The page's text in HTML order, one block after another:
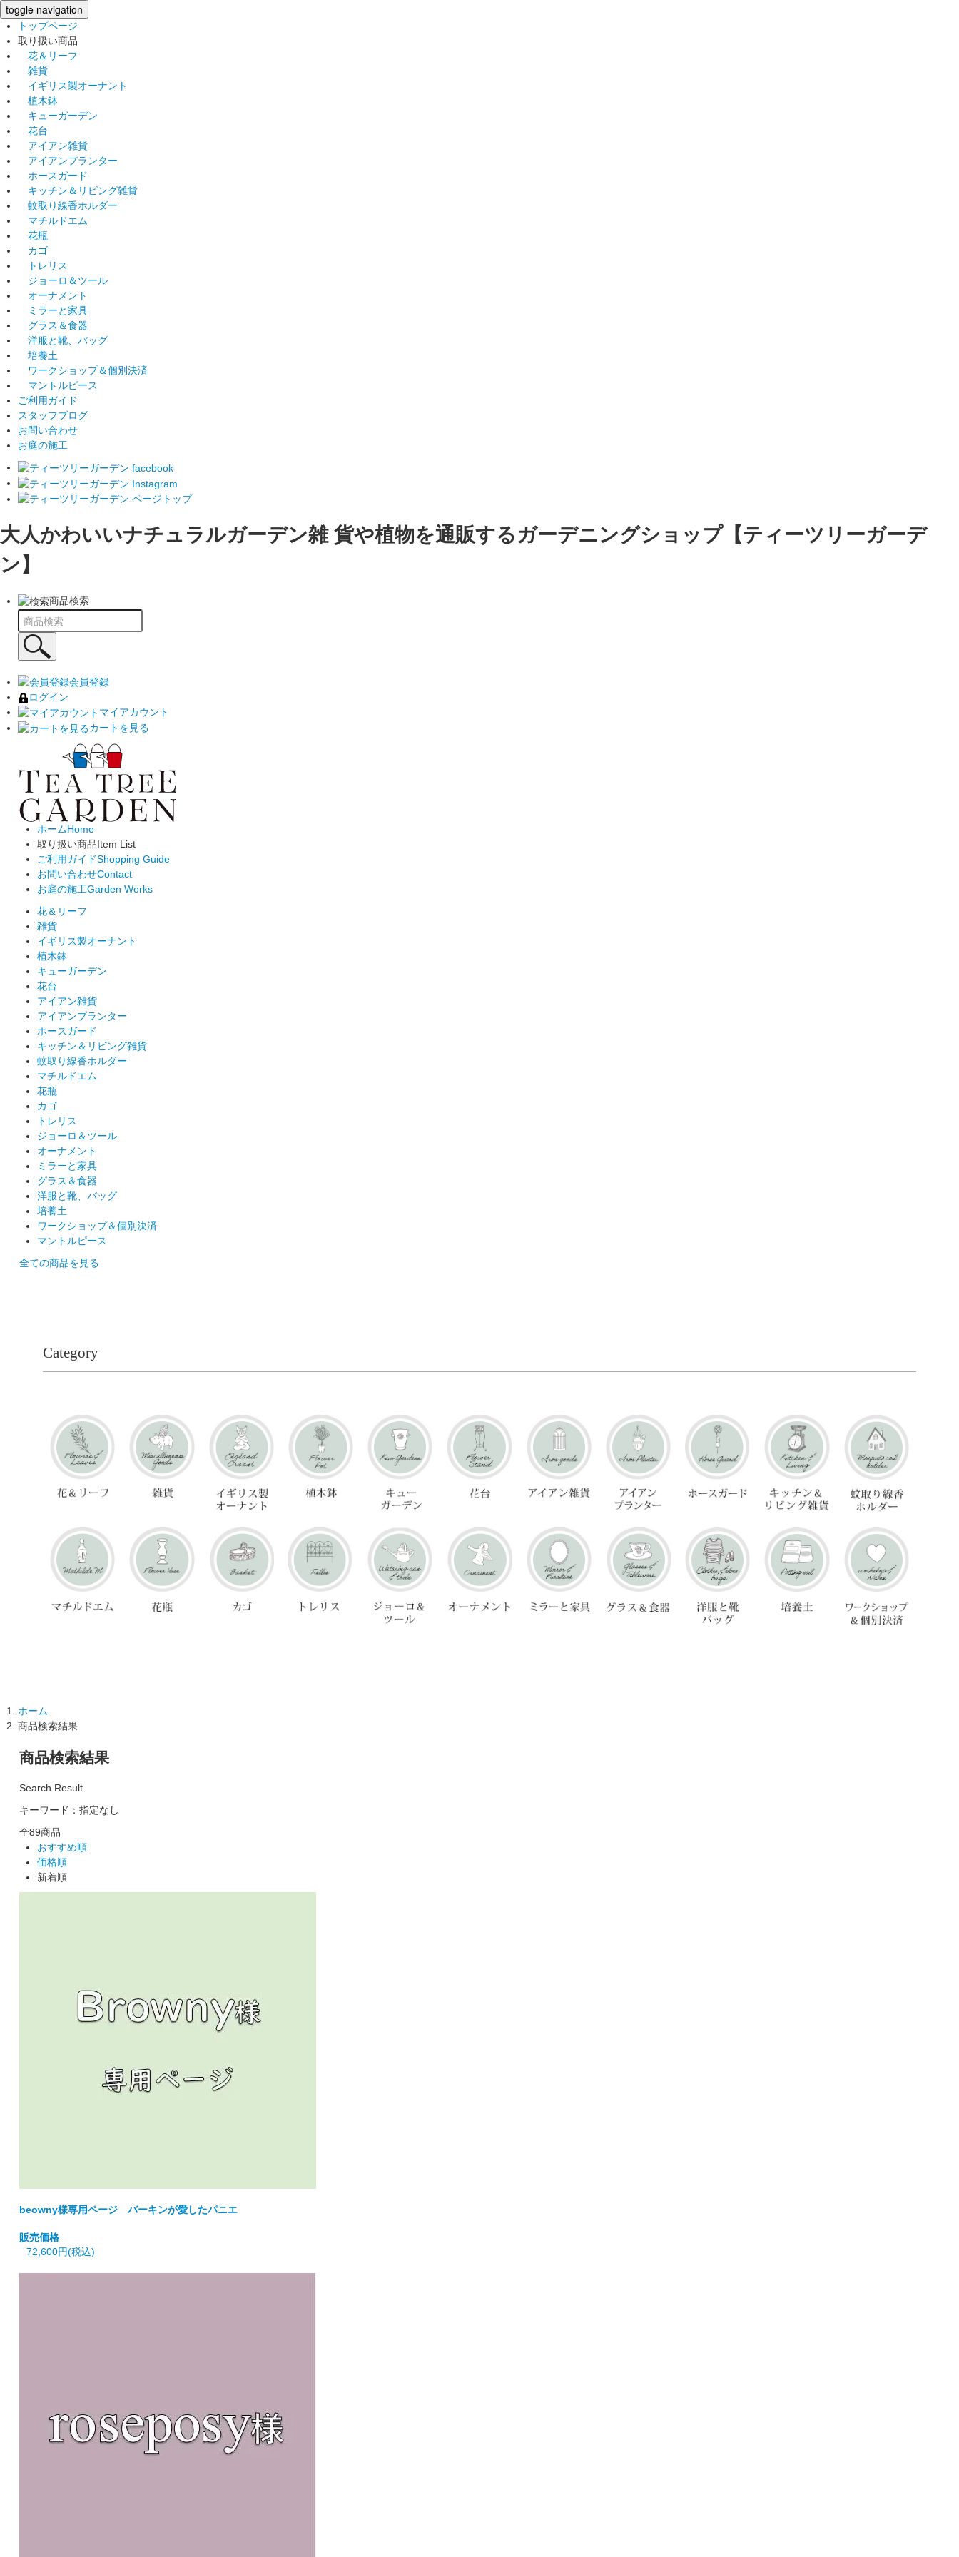
toggle navigation
トップページ
取り扱い商品
花＆リーフ
雑貨
イギリス製オーナント
植木鉢
キューガーデン
花台
アイアン雑貨
アイアンプランター
ホースガード
キッチン＆リビング雑貨
蚊取り線香ホルダー
マチルドエム
花瓶
カゴ
トレリス
ジョーロ＆ツール
オーナメント
ミラーと家具
グラス＆食器
洋服と靴、バッグ
培養土
ワークショップ＆個別決済
マントルピース
ご利用ガイド
スタッフブログ
お問い合わせ
お庭の施工
大人かわいいナチュラルガーデン雑 貨や植物を通販するガーデニングショップ【ティーツリーガーデ
ン】
商品検索
会員登録
ログイン
マイアカウント
カートを見る
ホームHome
取り扱い商品Item List
ご利用ガイドShopping Guide
お問い合わせContact
お庭の施工Garden Works
花＆リーフ
雑貨
イギリス製オーナント
植木鉢
キューガーデン
花台
アイアン雑貨
アイアンプランター
ホースガード
キッチン＆リビング雑貨
蚊取り線香ホルダー
マチルドエム
花瓶
カゴ
トレリス
ジョーロ＆ツール
オーナメント
ミラーと家具
グラス＆食器
洋服と靴、バッグ
培養土
ワークショップ＆個別決済
マントルピース
全ての商品を見る
Category
ホーム
商品検索結果
商品検索結果
Search Result
キーワード：指定なし
全89商品
おすすめ順
価格順
新着順
beowny様専用ページ バーキンが愛したパニエ
販売価格
72,600円(税込)